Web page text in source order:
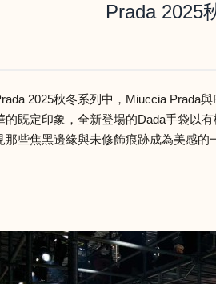
Prada 2025
2025秋冬系列中，Miuccia Prada
的既定印象，全新登場的Dada手袋以
那些焦黑邊緣與未修飾痕跡成為美感的